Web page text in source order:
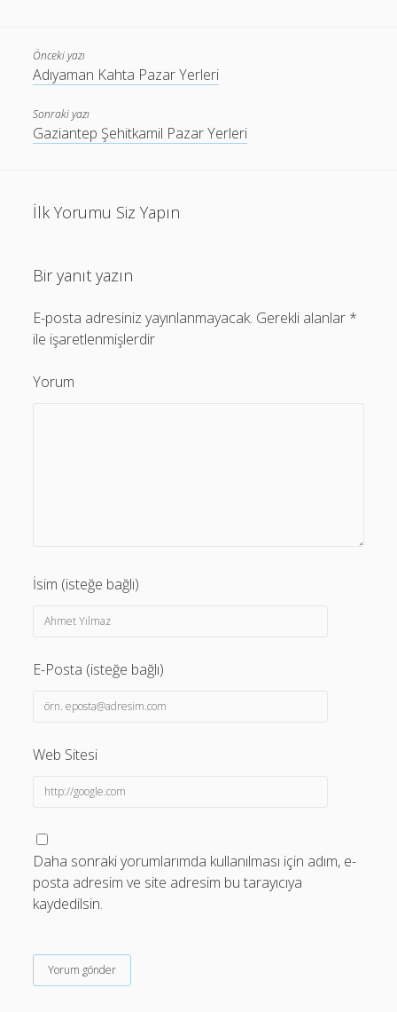
En Çok Bakılanlar
Ankara Etimesgut Pazar Yerleri (7.094)
Ankara Keçiören Pazar Yerleri
İstanbul Esenyurt Pazar Yerleri (4.117)
Ankara Çankaya Pazar Yerleri
Ankara Sincan Pazar Yerleri
İzmir Bayraklı Pazar Yerleri
Önceki yazı
Adıyaman Kahta Pazar Yerleri
Sonraki yazı
Gaziantep Şehitkamil Pazar Yerleri
İlk Yorumu Siz Yapın
Bir yanıt yazın
E-posta adresiniz yayınlanmayacak. Gerekli alanlar *
ile işaretlenmişlerdir
Yorum
İsim (isteğe bağlı)
E-Posta (isteğe bağlı)
Web Sitesi
Daha sonraki yorumlarımda kullanılması için adım, e-
posta adresim ve site adresim bu tarayıcıya
kaydedilsin.